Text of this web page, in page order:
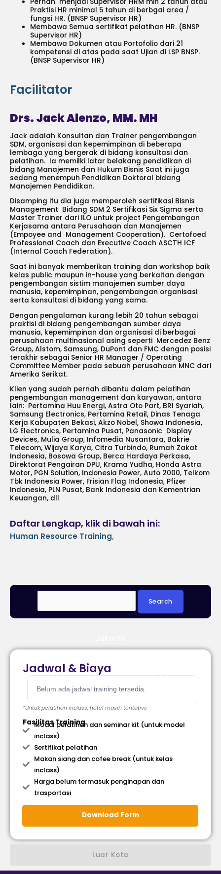
Praktisi HR minimal 5 tahun di berbgai area /
fungsi HR. (BNSP Supervisor HR)
Membawa Semua sertifikat pelatihan HR. (BNSP
Supervisor HR)
Membawa Dokumen atau Portofolio dari 21
kompetensi di atas pada saat Ujian di LSP BNSP.
(BNSP Supervisor HR)
Facilitator
Drs. Jack Alenzo, MM. MH
Jack adalah Konsultan dan Trainer pengembangan
SDM, organisasi dan kepemimpinan di beberapa
lembaga yang bergerak di bidang konsultasi dan
pelatihan. Ia memilki latar belakang pendidikan di
bidang Manajemen dan Hukum Bisnis Saat ini juga
sedang menempuh Pendidikan Doktoral bidang
Manajemen Pendidikan.
Disamping itu dia juga memperoleh sertifikasi Bisnis
Management Bidang SDM 2 Sertifikasi Six Sigma serta
Master Trainer dari ILO untuk project Pengembangan
Kerjasama antara Perusahaan dan Manajemen
(Empoyee and Management Cooperation). Certofoed
Professional Coach dan Executive Coach ASCTH ICF
(Internal Coach Federation).
Saat ini banyak memberikan training dan workshop baik
kelas public maupun in-house yang berkaitan dengan
pengembangan sistim manajemen sumber daya
manusia, kepemimpinan, pengembangan organisasi
serta konsultasi di bidang yang sama.
Dengan pengalaman kurang lebih 20 tahun sebagai
praktisi di bidang pengembangan sumber daya
manusia, kepemimpinan dan organisasi di berbagai
perusahaan multinasional asing seperti Mercedez Benz
Group, Alstom, Samsung, DuPont dan FMC dengan posisi
terakhir sebagai Senior HR Manager / Operating
Committee Member pada sebuah perusahaan MNC dari
Amerika Serikat.
Klien yang sudah pernah dibantu dalam pelatihan
pengembangan management dan karyawan, antara
lain: Pertamina Huu Energi, Astra Oto Part, BRI Syariah,
Samsung Electronics, Pertamina Retail, Dinas Tenaga
Kerja Kabupaten Bekasi, Akzo Nobel, Showa Indonesia,
LG Electronics, Pertamina Pusat, Panasonic Display
Devices, Mulia Group, Infomedia Nusantara, Bakrie
Telecom, Wijaya Karya, Citra Turbindo, Rumah Zakat
Indonesia, Bosowa Group, Berca Hardaya Perkasa,
Direktorat Pengairan DPU, Krama Yudha, Honda Astra
Motor, PGN Solution, Indonesia Power, Auto 2000, Telkom
Tbk Indonesia Power, Frisian Flag Indonesia, Pfizer
Indonesia, PLN Pusat, Bank Indonesia dan Kementrian
Keuangan, dll
Daftar Lengkap, klik di bawah ini:
Human Resource Training,
Luar Kota
Jadwal & Biaya
Belum ada jadwal training tersedia.
*Untuk pelatihan inclass, hotel masih tentative
Fasilitas Training
Modul pelatihan dan seminar kit (untuk model
inclass)
Sertifikat pelatihan
Makan siang dan cofee break (untuk kelas
inclass)
Harga belum termasuk penginapan dan
trasportasi
Download Form